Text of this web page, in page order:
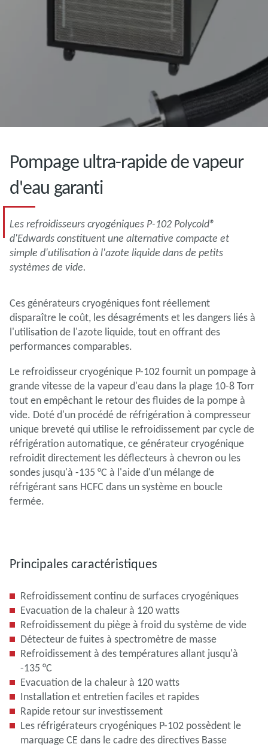
Pompage ultra-rapide de vapeur
d'eau garanti
Les refroidisseurs cryogéniques P-102 Polycold®
d'Edwards constituent une alternative compacte et
simple d'utilisation à l'azote liquide dans de petits
systèmes de vide.
Ces générateurs cryogéniques font réellement
disparaître le coût, les désagréments et les dangers liés à
l'utilisation de l'azote liquide, tout en offrant des
performances comparables.
Le refroidisseur cryogénique P-102 fournit un pompage à
grande vitesse de la vapeur d'eau dans la plage 10-8 Torr
tout en empêchant le retour des fluides de la pompe à
vide. Doté d'un procédé de réfrigération à compresseur
unique breveté qui utilise le refroidissement par cycle de
réfrigération automatique, ce générateur cryogénique
refroidit directement les déflecteurs à chevron ou les
sondes jusqu'à -135 °C à l'aide d'un mélange de
réfrigérant sans HCFC dans un système en boucle
fermée.
Principales caractéristiques
Refroidissement continu de surfaces cryogéniques
Evacuation de la chaleur à 120 watts
Refroidissement du piège à froid du système de vide
Détecteur de fuites à spectromètre de masse
Refroidissement à des températures allant jusqu'à
-135 °C
Evacuation de la chaleur à 120 watts
Installation et entretien faciles et rapides
Rapide retour sur investissement
Les réfrigérateurs cryogéniques P-102 possèdent le
marquage CE dans le cadre des directives Basse